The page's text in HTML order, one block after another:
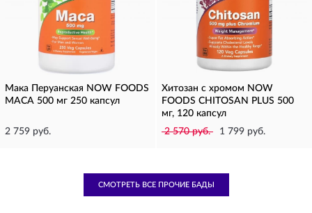
Мака Перуанская NOW FOODS
MACA 500 мг 250 капсул
2 759 руб.
Хитозан с хромом NOW
FOODS CHITOSAN PLUS 500
мг, 120 капсул
2 570 руб.
1 799 руб.
СМОТРЕТЬ ВСЕ ПРОЧИЕ БАДЫ